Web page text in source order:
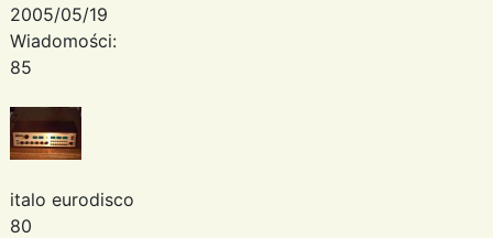
2005/05/19
Wiadomości:
85
italo eurodisco
80